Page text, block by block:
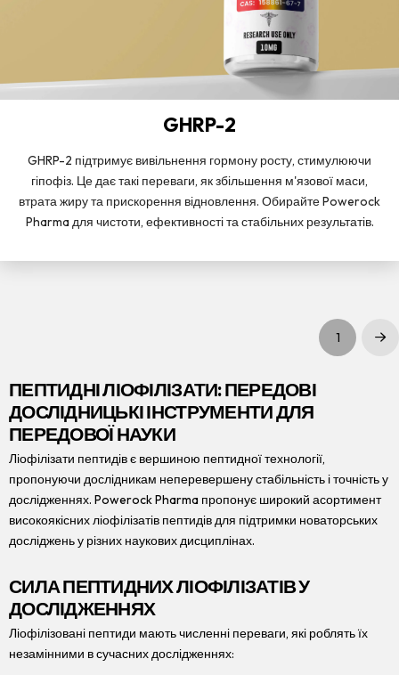
GHRP-2
GHRP-2 підтримує вивільнення гормону росту, стимулюючи
гіпофіз. Це дає такі переваги, як збільшення м'язової маси,
втрата жиру та прискорення відновлення. Обирайте Powerock
Pharma для чистоти, ефективності та стабільних результатів.
1
ПЕПТИДНІ ЛІОФІЛІЗАТИ: ПЕРЕДОВІ
ДОСЛІДНИЦЬКІ ІНСТРУМЕНТИ ДЛЯ
ПЕРЕДОВОЇ НАУКИ
Ліофілізати пептидів є вершиною пептидної технології,
пропонуючи дослідникам неперевершену стабільність і точність у
дослідженнях. Powerock Pharma пропонує широкий асортимент
високоякісних ліофілізатів пептидів для підтримки новаторських
досліджень у різних наукових дисциплінах.
СИЛА ПЕПТИДНИХ ЛІОФІЛІЗАТІВ У
ДОСЛІДЖЕННЯХ
Ліофілізовані пептиди мають численні переваги, які роблять їх
незамінними в сучасних дослідженнях: